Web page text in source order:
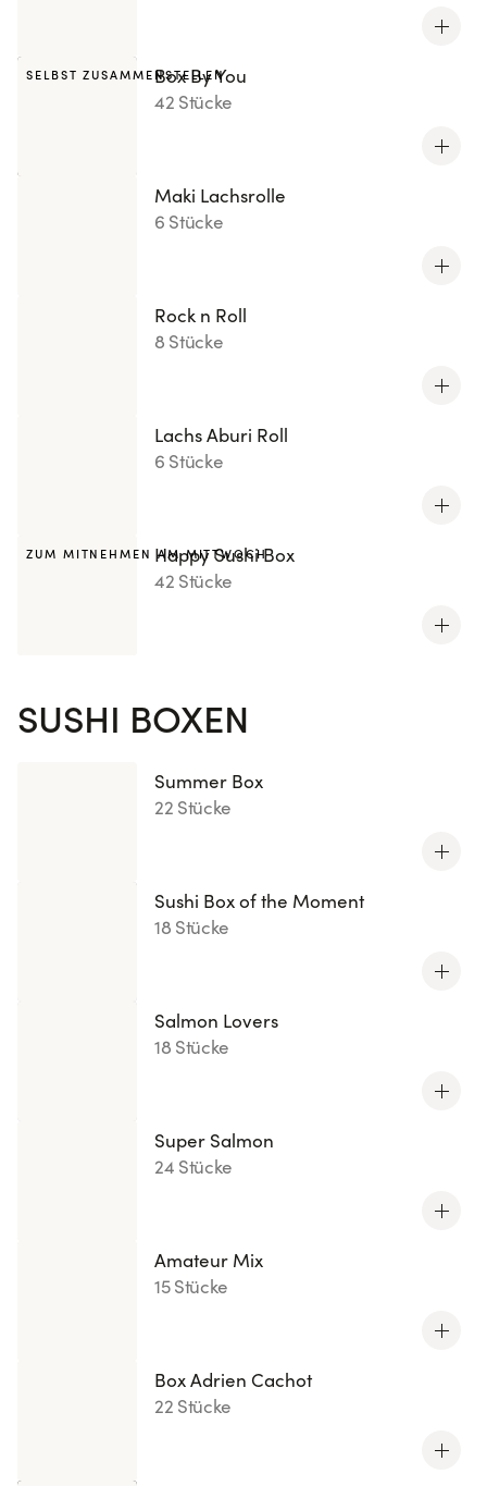
SELBST ZUSAMMENSTELLEN
Box By You
42 Stücke
Maki Lachsrolle
6 Stücke
Rock n Roll
8 Stücke
Lachs Aburi Roll
6 Stücke
ZUM MITNEHMEN AM MITTWOCH
Happy Sushi Box
42 Stücke
SUSHI BOXEN
Summer Box
22 Stücke
Sushi Box of the Moment
18 Stücke
Salmon Lovers
18 Stücke
Super Salmon
24 Stücke
Amateur Mix
15 Stücke
Box Adrien Cachot
22 Stücke